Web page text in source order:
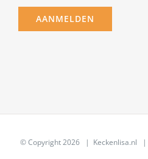
© Copyright2026 | Keckenlisa.nl |